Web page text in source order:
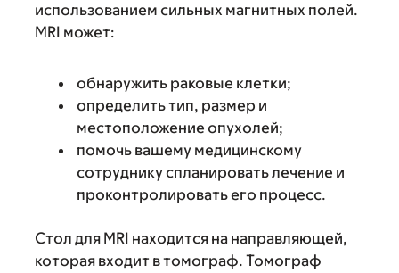
использованием сильных магнитных полей.
MRI может:
обнаружить раковые клетки;
определить тип, размер и
местоположение опухолей;
помочь вашему медицинскому
сотруднику спланировать лечение и
проконтролировать его процесс.
Стол для MRI находится на направляющей,
которая входит в томограф. Томограф